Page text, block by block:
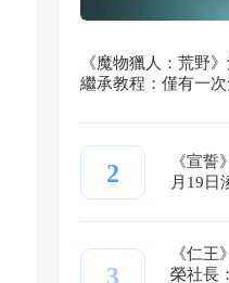
《魔物獵人：荒野
繼承教程：僅有一
2
《宣
月19日
3
《仁
榮社長